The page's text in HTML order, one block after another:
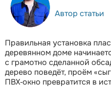
Автор статьи
Правильная установка
деревянном доме
с грамотно сделанной
дерево поведёт, проём
ПВХ‑окно превратится в